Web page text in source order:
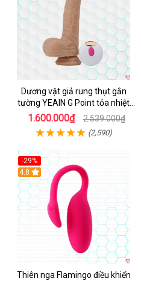
Dương vật giả rung thụt gắn
tường YEAIN G Point tỏa nhiệt
điều khiển từ xa
1.600.000₫ 2.539.000₫
(2,590)
-29%
Hot
4.8
Thiên nga Flamingo điều khiển